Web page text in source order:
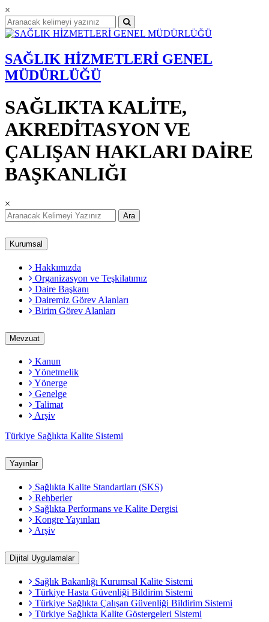
×
SAĞLIK HİZMETLERİ GENEL
MÜDÜRLÜĞÜ
SAĞLIKTA KALİTE,
AKREDİTASYON VE
ÇALIŞAN HAKLARI DAİRE
BAŞKANLIĞI
×
Ara
Kurumsal
Hakkımızda
Organizasyon ve Teşkilatımız
Daire Başkanı
Dairemiz Görev Alanları
Birim Görev Alanları
Mevzuat
Kanun
Yönetmelik
Yönerge
Genelge
Talimat
Arşiv
Türkiye Sağlıkta Kalite Sistemi
Yayınlar
Sağlıkta Kalite Standartları (SKS)
Rehberler
Sağlıkta Performans ve Kalite Dergisi
Kongre Yayınları
Arşiv
Dijital Uygulamalar
Sağlık Bakanlığı Kurumsal Kalite Sistemi
​Türkiye Hasta Güvenliği Bildirim Sistemi
Türkiye Sağlıkta Çalışan Güvenliği Bildirim Sistemi
Türkiye Sağlıkta Kalite Göstergeleri Sistemi